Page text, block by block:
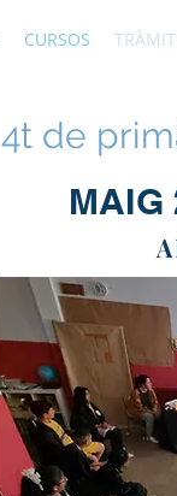
CURSOS
4t de
MAIG